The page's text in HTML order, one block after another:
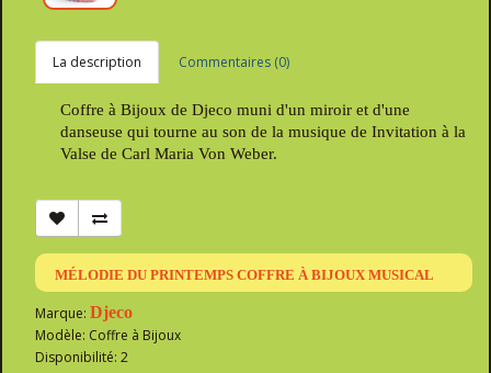
La description Commentaires (0)
Coffre à Bijoux de Djeco muni d'un miroir et d'une
danseuse qui tourne au son de la musique de Invitation à la
Valse de Carl Maria Von Weber.
MÉLODIE DU PRINTEMPS COFFRE À BIJOUX MUSICAL
Marque: Djeco
Modèle: Coffre à Bijoux
Disponibilité: 2